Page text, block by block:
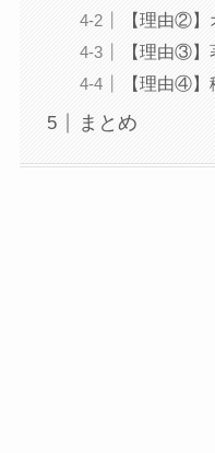
【理由②
【理由③】
【理由④
まとめ